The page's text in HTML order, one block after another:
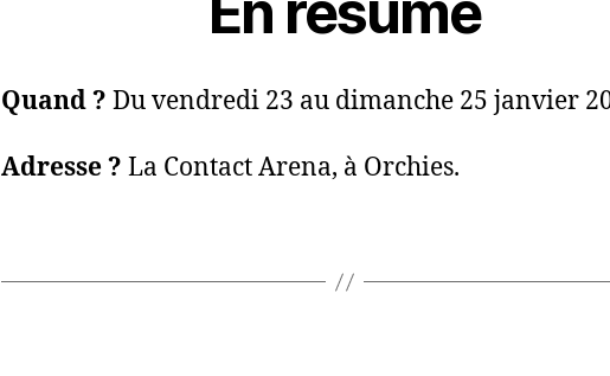
Quand ? Du vendredi 23 au dimanche 25 janvier
Adresse ? La Contact Arena, à Orchies.